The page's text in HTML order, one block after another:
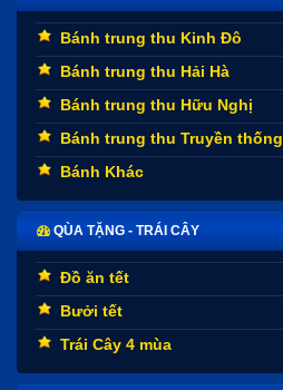
Bánh trung thu Kinh Đô
Bánh trung thu Hải Hà
Bánh trung thu Hữu Nghị
Bánh trung thu Truyền thống
Bánh Khác
QÙA TẶNG - TRÁI CÂY
Đồ ăn tết
Bưởi tết
Trái Cây 4 mùa